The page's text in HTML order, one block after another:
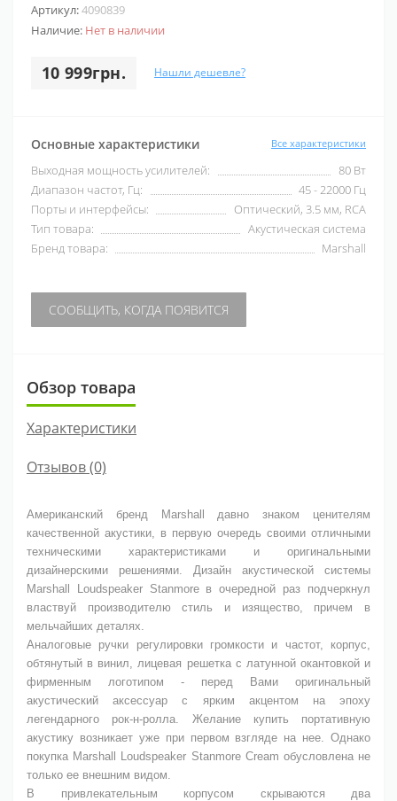
Артикул:4090839
Наличие: Нет в наличии
10 999грн. Нашли дешевле?
Основные характеристики Все характеристики
Выходная мощность усилителей:
80 Вт
Диапазон частот, Гц:
45 - 22000 Гц
Порты и интерфейсы:
Оптический, 3.5 мм, RCA
Тип товара:
Акустическая система
Бренд товара:
Marshall
СООБЩИТЬ, КОГДА ПОЯВИТСЯ
Обзор товара
Характеристики
Отзывов (0)
Американский бренд Marshall давно знаком ценителям
качественной акустики, в первую очередь своими отличными
техническими характеристиками и оригинальными
дизайнерскими решениями. Дизайн акустической системы
Marshall Loudspeaker Stanmore в очередной раз подчеркнул
властвуй производителю стиль и изящество, причем в
мельчайших деталях.
Аналоговые ручки регулировки громкости и частот, корпус,
обтянутый в винил, лицевая решетка с латунной окантовкой и
фирменным логотипом - перед Вами оригинальный
акустический аксессуар с ярким акцентом на эпоху
легендарного рок-н-ролла. Желание купить портативную
акустику возникает уже при первом взгляде на нее. Однако
покупка Marshall Loudspeaker Stanmore Cream обусловлена не
только ее внешним видом.
В привлекательным корпусом скрываются два